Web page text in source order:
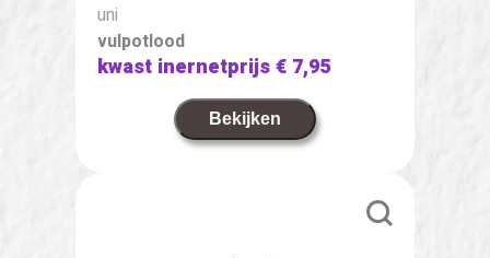
uni
vulpotlood
kwast inernetprijs€ 7,95
Bekijken